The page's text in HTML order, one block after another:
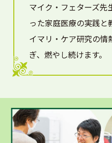
マイク・フェターズ先
った家庭医療の実践と
イマリ・ケア研究の情
ぎ、燃やし続けます。